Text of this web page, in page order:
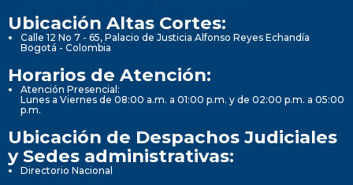
Ubicación Altas Cortes:
Calle 12 No 7 - 65, Palacio de Justicia Alfonso Reyes Echandía
Bogotá - Colombia
Horarios de Atención:
Atención Presencial:
Lunes a Viernes de 08:00 a.m. a 01:00 p.m. y de 02:00 p.m. a 05:00
p.m.
Ubicación de Despachos Judiciales
y Sedes administrativas:
Directorio Nacional